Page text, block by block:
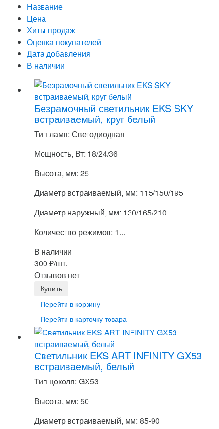
Название
Цена
Хиты продаж
Оценка покупателей
Дата добавления
В наличии
Безрамочный светильник EKS SKY
встраиваемый, круг белый
Тип ламп: Светодиодная
Мощность, Вт: 18/24/36
Высота, мм: 25
Диаметр встраиваемый, мм: 115/150/195
Диаметр наружный, мм: 130/165/210
Количество режимов: 1...
В наличии
300 ₽/шт.
Отзывов нет
Перейти в корзину
Перейти в карточку товара
Светильник EKS ART INFINITY GX53
встраиваемый, белый
Тип цоколя: GX53
Высота, мм: 50
Диаметр встраиваемый, мм: 85-90